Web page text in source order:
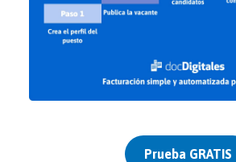
Prueba GRATIS